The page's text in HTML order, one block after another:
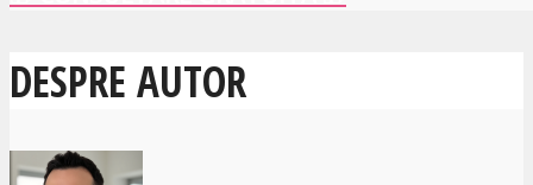
DESPRE AUTOR